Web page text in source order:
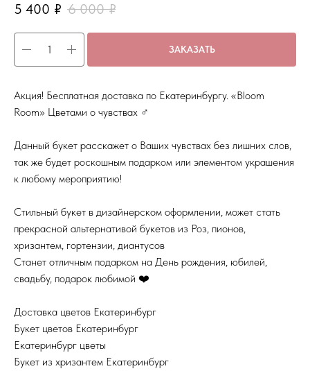
5 400 ₽ 6 000 ₽
ЗАКАЗАТЬ
Акция! Бесплатная доставка по Екатеринбургу. «Bloom
Room» Цветами о чувствах ‍♂️
Данный букет расскажет о Ваших чувствах без лишних слов,
так же будет роскошным подарком или элементом украшения
к любому мероприятию!
Стильный букет в дизайнерском оформлении, может стать
прекрасной альтернативой букетов из Роз, пионов,
хризантем, гортензии, диантусов
Станет отличным подарком на День рождения, юбилей,
свадьбу, подарок любимой ❤️
Доставка цветов Екатеринбург
Букет цветов Екатеринбург
Екатеринбург цветы
Букет из хризантем Екатеринбург